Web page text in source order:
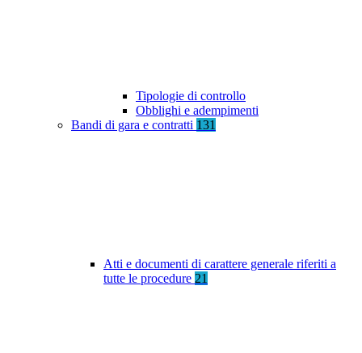
Tipologie di controllo
Obblighi e adempimenti
Bandi di gara e contratti 131
Atti e documenti di carattere generale riferiti a
tutte le procedure 21